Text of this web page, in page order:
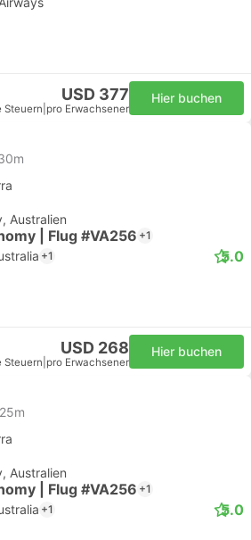
USD 377
Steuern pro Erwachsener
Hier buchen
Australien
| Flug #VA256 +1
+1 5.0
USD 268
Steuern pro Erwachsener
Hier buchen
Australien
| Flug #VA256 +1
+1 5.0